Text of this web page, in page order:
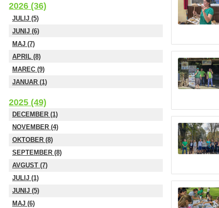
2026 (36)
JULIJ (5)
JUNIJ (6)
MAJ (7)
APRIL (8)
MAREC (9)
JANUAR (1)
2025 (49)
DECEMBER (1)
NOVEMBER (4)
OKTOBER (8)
SEPTEMBER (8)
AVGUST (7)
JULIJ (1)
JUNIJ (5)
MAJ (6)